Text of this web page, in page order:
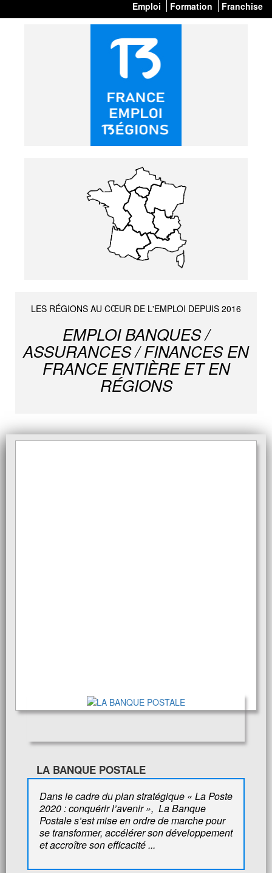
Emploi Formation Franchise
LES RÉGIONS AU CŒUR DE L'EMPLOI DEPUIS 2016
EMPLOI BANQUES /
ASSURANCES / FINANCES EN
FRANCE ENTIÈRE ET EN
RÉGIONS
LA BANQUE POSTALE
Dans le cadre du plan stratégique « La Poste
2020 : conquérir l’avenir », La Banque
Postale s’est mise en ordre de marche pour
se transformer, accélérer son développement
et accroître son efficacité ...